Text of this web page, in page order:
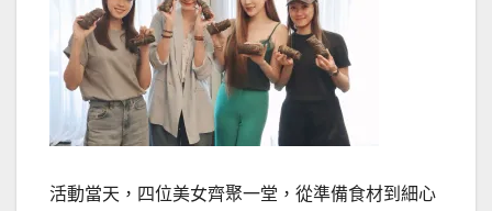
活動當天，四位美女齊聚一堂，從準備食材到細心